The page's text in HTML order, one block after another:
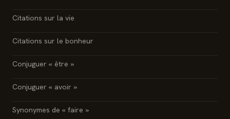
Citations sur la vie
Citations sur le bonheur
Conjuguer « être »
Conjuguer « avoir »
Synonymes de « faire »